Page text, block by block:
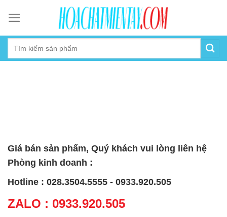
content
Giá bán sản phẩm, Quý khách vui lòng liên hệ
Phòng kinh doanh :
Hotline : 028.3504.5555 - 0933.920.505
ZALO : 0933.920.505